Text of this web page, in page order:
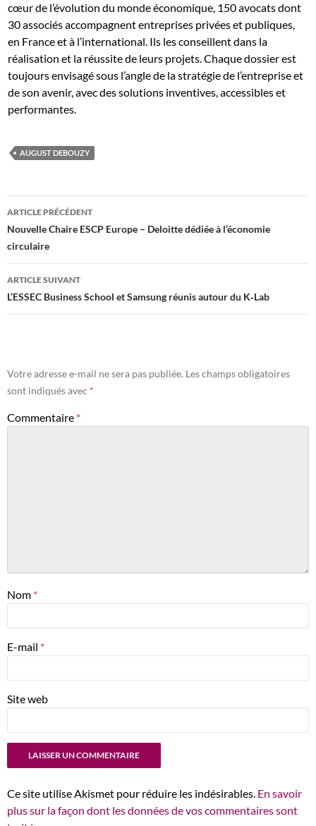
cœur de l’évolution du monde économique, 150 avocats dont
30 associés accompagnent entreprises privées et publiques,
en France et à l’international. Ils les conseillent dans la
réalisation et la réussite de leurs projets. Chaque dossier est
toujours envisagé sous l’angle de la stratégie de l’entreprise et
de son avenir, avec des solutions inventives, accessibles et
performantes.
AUGUST DEBOUZY
Navigation
des
articles
ARTICLE PRÉCÉDENT
Nouvelle Chaire ESCP Europe – Deloitte dédiée à l’économie
circulaire
ARTICLE SUIVANT
L’ESSEC Business School et Samsung réunis autour du K‐Lab
Votre adresse e-mail ne sera pas publiée. Les champs obligatoires
sont indiqués avec *
Commentaire *
Nom *
E-mail *
Site web
Ce site utilise Akismet pour réduire les indésirables. En savoir
plus sur la façon dont les données de vos commentaires sont